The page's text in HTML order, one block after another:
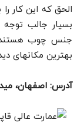
الحق که این کار
بسیار جالب
جنس چوب هستند.
بهترین مکانهای
آدرس: اصفهان،